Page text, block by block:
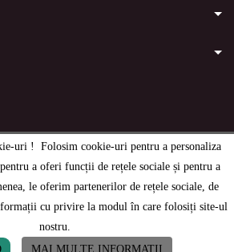
uri ! Folosim cookie-uri pentru a personaliza
a oferi funcții de rețele sociale și pentru a
le oferim partenerilor de rețele sociale, de
cu privire la modul în care folosiți site-ul
nostru.
MAI MULTE INFORMATII
- Toate drepturile rezervate.
 